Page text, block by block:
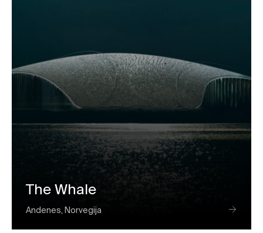
The Whale
Andenes, Norvegija